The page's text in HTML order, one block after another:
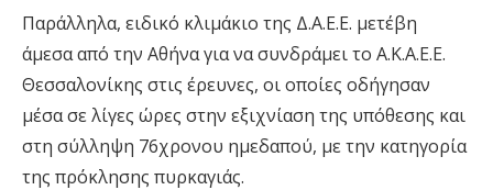
Παράλληλα, ειδικό κλιμάκιο της Δ.Α.Ε.Ε. μετέβη
άμεσα από την Αθήνα για να συνδράμει το Α.Κ.Α.Ε.Ε.
Θεσσαλονίκης στις έρευνες, οι οποίες οδήγησαν
μέσα σε λίγες ώρες στην εξιχνίαση της υπόθεσης και
στη σύλληψη 76χρονου ημεδαπού, με την κατηγορία
της πρόκλησης πυρκαγιάς.